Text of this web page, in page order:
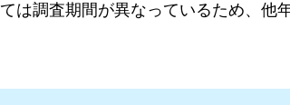
は調査期間が異なっているため、他